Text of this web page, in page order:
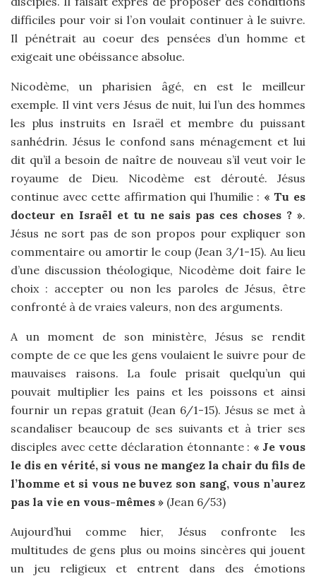
difficiles pour voir si l’on voulait continuer à le suivre.
Il pénétrait au coeur des pensées d’un homme et
exigeait une obéissance absolue.
Nicodème, un pharisien âgé, en est le meilleur
exemple. Il vint vers Jésus de nuit, lui l’un des hommes
les plus instruits en Israël et membre du puissant
sanhédrin. Jésus le confond sans ménagement et lui
dit qu’il a besoin de naître de nouveau s’il veut voir le
royaume de Dieu. Nicodème est dérouté. Jésus
continue avec cette affirmation qui l’humilie : « Tu es
docteur en Israël et tu ne sais pas ces choses ? ».
Jésus ne sort pas de son propos pour expliquer son
commentaire ou amortir le coup (Jean 3/1-15). Au lieu
d’une discussion théologique, Nicodème doit faire le
choix : accepter ou non les paroles de Jésus, être
confronté à de vraies valeurs, non des arguments.
A un moment de son ministère, Jésus se rendit
compte de ce que les gens voulaient le suivre pour de
mauvaises raisons. La foule prisait quelqu’un qui
pouvait multiplier les pains et les poissons et ainsi
fournir un repas gratuit (Jean 6/1-15). Jésus se met à
scandaliser beaucoup de ses suivants et à trier ses
disciples avec cette déclaration étonnante : « Je vous
le dis en vérité, si vous ne mangez la chair du fils de
l’homme et si vous ne buvez son sang, vous n’aurez
pas la vie en vous-mêmes » (Jean 6/53)
Aujourd’hui comme hier, Jésus confronte les
multitudes de gens plus ou moins sincères qui jouent
un jeu religieux et entrent dans des émotions